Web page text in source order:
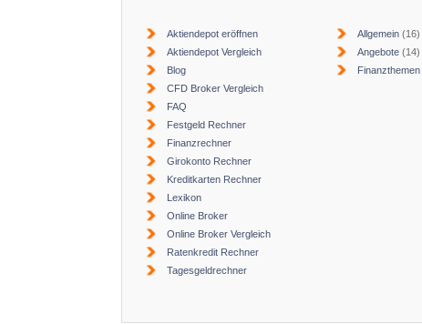
Aktiendepot eröffnen
Aktiendepot Vergleich
Blog
CFD Broker Vergleich
FAQ
Festgeld Rechner
Finanzrechner
Girokonto Rechner
Kreditkarten Rechner
Lexikon
Online Broker
Online Broker Vergleich
Ratenkredit Rechner
Tagesgeldrechner
Allgemein (16)
Angebote (14)
Finanzthemen